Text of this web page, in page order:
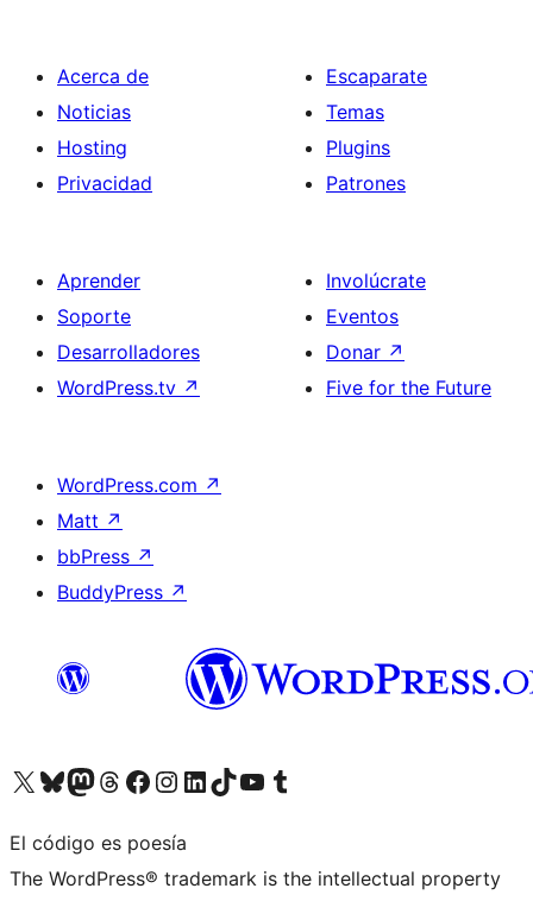
Acerca de
Noticias
Hosting
Privacidad
Escaparate
Temas
Plugins
Patrones
Aprender
Soporte
Desarrolladores
WordPress.tv ↗
Involúcrate
Eventos
Donar ↗
Five for the Future
WordPress.com ↗
Matt ↗
bbPress ↗
BuddyPress ↗
Visita nuestra cuenta de X (anteriormente Twitter)
Visita nuestra cuenta de Bluesky
Visita nuestra cuenta de Mastodon
Visita nuestra cuenta de Threads
Visita nuestra página de Facebook
Visita nuestra cuenta de Instagram
Visita nuestra cuenta de LinkedIn
Visita nuestra cuenta de TikTok
Visita nuestro canal de YouTube
Visita nuestra cuenta de Tumblr
El código es poesía
The WordPress® trademark is the intellectual property